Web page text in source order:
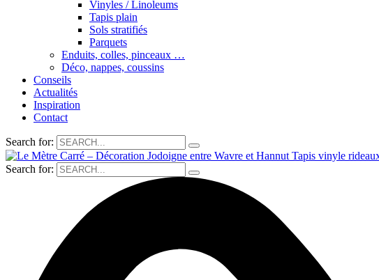
Vinyles / Linoleums
Tapis plain
Sols stratifiés
Parquets
Enduits, colles, pinceaux …
Déco, nappes, coussins
Conseils
Actualités
Inspiration
Contact
Search for:
Search for: